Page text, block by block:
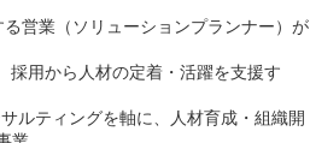
営業（ソリューションプランナー）が
採用から人材の定着・活躍を支援す
ルティングを軸に、人材育成・組織開